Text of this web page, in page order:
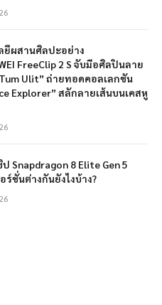
ยีผสานศิลปะอย่าง
FreeClip 2 S จับมือศิลปินลาย
Ulit” ถ่ายทอดคอลเลกชัน
Explorer” สลักลายเส้นบนเคสหู
Snapdragon 8 Elite Gen 5
ร์ชั่นต่างกันยังไงบ้าง?